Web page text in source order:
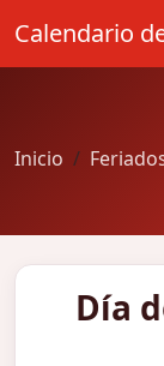
Calendario
Inicio
Día